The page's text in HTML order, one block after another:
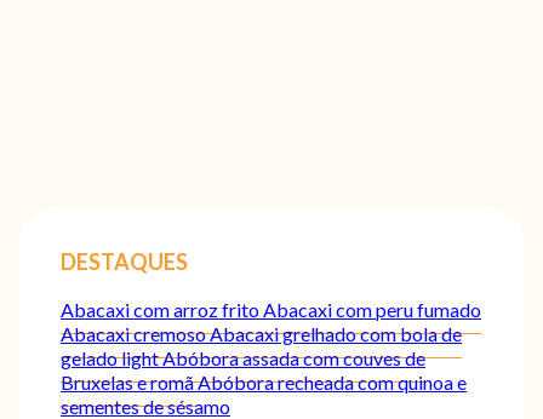
DESTAQUES
Abacaxi com arroz fritoAbacaxi com peru fumado
Abacaxi cremosoAbacaxi grelhado com bola de
gelado lightAbóbora assada com couves de
Bruxelas e romãAbóbora recheada com quinoa e
sementes de sésamo